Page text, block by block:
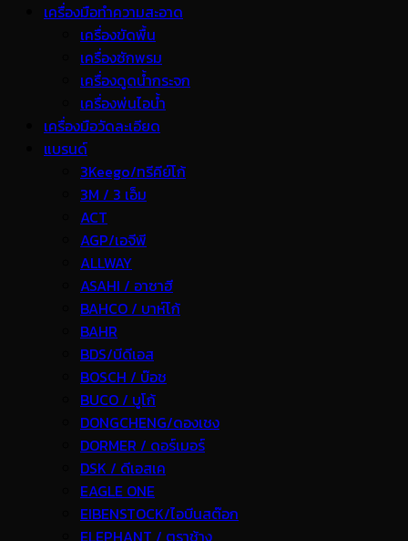
เครื่องมือทำความสะอาด
เครื่องขัดพื้น
เครื่องซักพรม
เครื่องดูดน้ำกระจก
เครื่องพ่นไอน้ำ
เครื่องมือวัดละเอียด
แบรนด์
3Keego/ทรีคีย์โก้
3M / 3 เอ็ม
ACT
AGP/เอจีพี
ALLWAY
ASAHI / อาซาฮี
BAHCO / บาห์โก้
BAHR
BDS/บีดีเอส
BOSCH / บ๊อช
BUCO / บูโก้
DONGCHENG/ดองเชง
DORMER / ดอร์เมอร์
DSK / ดีเอสเค
EAGLE ONE
EIBENSTOCK/ไอบีนสต๊อก
ELEPHANT / ตราช้าง